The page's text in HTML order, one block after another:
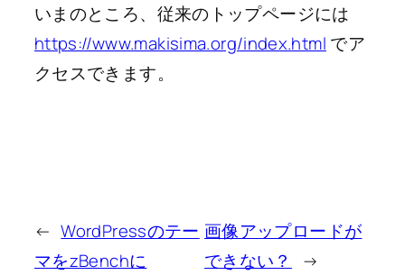
いまのところ、従来のトップページには
https://www.makisima.org/index.html でア
クセスできます。
← WordPressのテー
マをzBenchに
画像アップロードが
できない？
→